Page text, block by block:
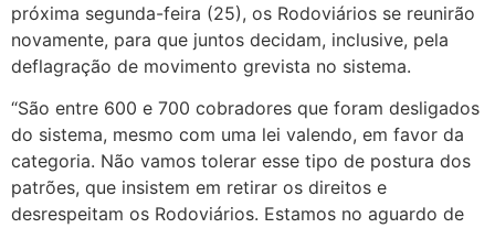
próxima segunda-feira (25), os Rodoviários se reunirão
novamente, para que juntos decidam, inclusive, pela
deflagração de movimento grevista no sistema.
“São entre 600 e 700 cobradores que foram desligados
do sistema, mesmo com uma lei valendo, em favor da
categoria. Não vamos tolerar esse tipo de postura dos
patrões, que insistem em retirar os direitos e
desrespeitam os Rodoviários. Estamos no aguardo de